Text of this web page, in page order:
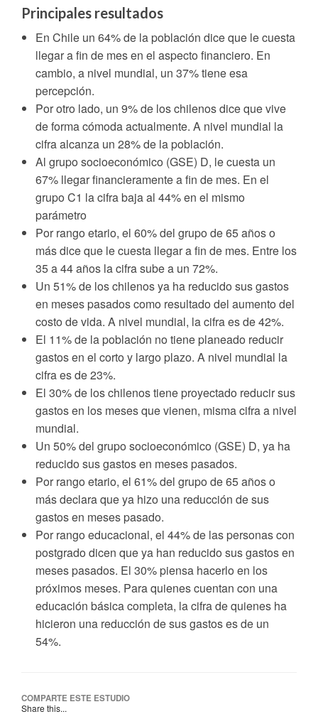
Principales resultados
En Chile un 64% de la población dice que le cuesta
llegar a fin de mes en el aspecto financiero. En
cambio, a nivel mundial, un 37% tiene esa
percepción.
Por otro lado, un 9% de los chilenos dice que vive
de forma cómoda actualmente. A nivel mundial la
cifra alcanza un 28% de la población.
Al grupo socioeconómico (GSE) D, le cuesta un
67% llegar financieramente a fin de mes. En el
grupo C1 la cifra baja al 44% en el mismo
parámetro
Por rango etario, el 60% del grupo de 65 años o
más dice que le cuesta llegar a fin de mes. Entre los
35 a 44 años la cifra sube a un 72%.
Un 51% de los chilenos ya ha reducido sus gastos
en meses pasados como resultado del aumento del
costo de vida. A nivel mundial, la cifra es de 42%.
El 11% de la población no tiene planeado reducir
gastos en el corto y largo plazo. A nivel mundial la
cifra es de 23%.
El 30% de los chilenos tiene proyectado reducir sus
gastos en los meses que vienen, misma cifra a nivel
mundial.
Un 50% del grupo socioeconómico (GSE) D, ya ha
reducido sus gastos en meses pasados.
Por rango etario, el 61% del grupo de 65 años o
más declara que ya hizo una reducción de sus
gastos en meses pasado.
Por rango educacional, el 44% de las personas con
postgrado dicen que ya han reducido sus gastos en
meses pasados. El 30% piensa hacerlo en los
próximos meses. Para quienes cuentan con una
educación básica completa, la cifra de quienes ha
hicieron una reducción de sus gastos es de un
54%.
COMPARTE ESTE ESTUDIO
Share this...